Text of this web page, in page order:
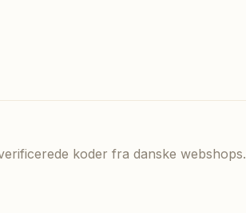
koder fra danske webshops.